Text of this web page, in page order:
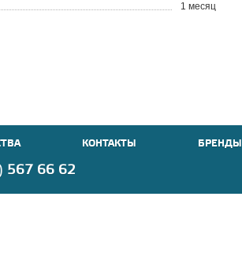
1 месяц
КОНТАКТЫ БРЕНДЫ
567 66 62